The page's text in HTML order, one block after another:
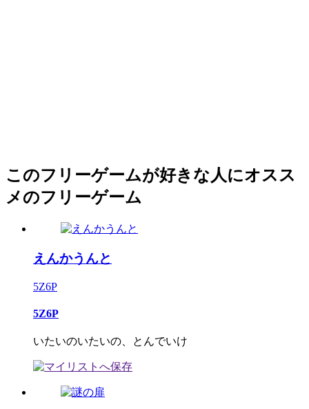
このフリーゲームが好きな人にオスス
メのフリーゲーム
えんかうんと
5Z6P
5Z6P
いたいのいたいの、とんでいけ